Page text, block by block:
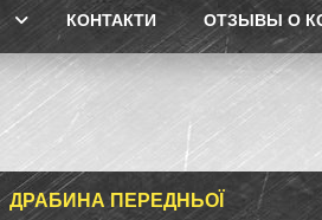
КОНТАКТИ ОТЗЫВЫ О
ДРАБИНА ПЕРЕДНЬОЇ